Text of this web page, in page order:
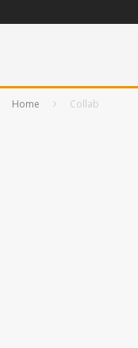
Home Collab